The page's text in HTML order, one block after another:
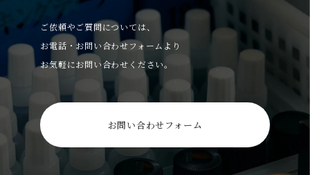
ご依頼やご質問については、
お電話・お問い合わせフォームより
お気軽にお問い合わせください。
お問い合わせフォーム